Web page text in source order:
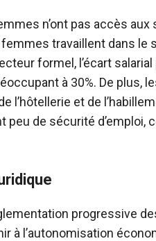
n’ont pas accès
travaillent dans le
formel, l’écart
à 30%. De plus,
l’hôtellerie et de
de sécurité d’emploi,
progressive
à l’autonomisation